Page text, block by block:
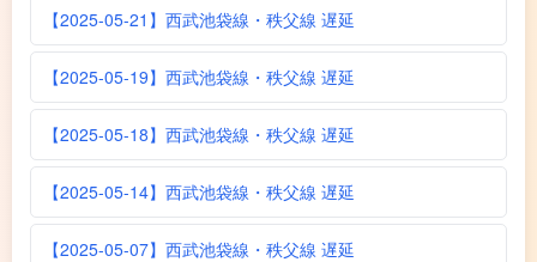
【2025-05-21】西武池袋線・秩父線 遅延
【2025-05-19】西武池袋線・秩父線 遅延
【2025-05-18】西武池袋線・秩父線 遅延
【2025-05-14】西武池袋線・秩父線 遅延
【2025-05-07】西武池袋線・秩父線 遅延